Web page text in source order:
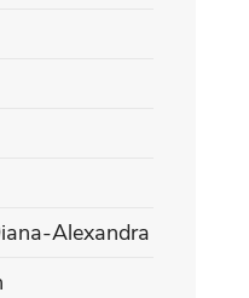
Alexandra